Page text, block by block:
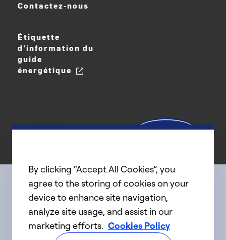
Contactez-nous
Étiquette
d'information du
guide
énergétique
Connect with us
linkedIntwitter facebookyoutube
By clicking “Accept All Cookies”, you
agree to the storing of cookies on your
device to enhance site navigation,
analyze site usage, and assist in our
marketing efforts. Cookies Policy